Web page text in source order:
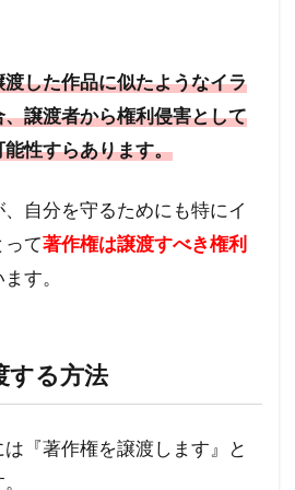
渡した作品に似たようなイラ
譲渡者から権利侵害として
性すらあります。
自分を守るためにも特にイ
て著作権は譲渡すべき権利
す。
する方法
『著作権を譲渡します』と